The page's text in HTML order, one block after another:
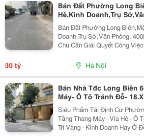
Bán Đất Phường Long
Hè,Kinh Doanh,Trụ
400M,Mt11M,Hơn 30 Tỷ
Bán Đất Phường Long
Doanh,Trụ Sở,Văn Phòng,
Chủ Cần Giải Quyết Công
Đất Sẵn Nhà Mái Tôn Cực Kỳ
Luôn Hoặc Cho Thuê Làm
Nhà Văn...
30 tỷ Hà Nội
Bán Nhà Tđc Long Biên
Máy- Ô Tô Tránh Đỗ-
Siêu Phẩm Tái Định Cư
Tầng Thang Máy - Vỉa Hè - Ô
Trí Vàng - Kinh Doanh Hay Ở